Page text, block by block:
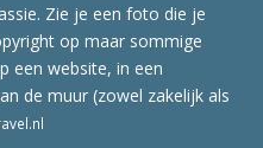
Zie je een foto die je
op maar sommige
een website, in een
de muur (zowel zakelijk als